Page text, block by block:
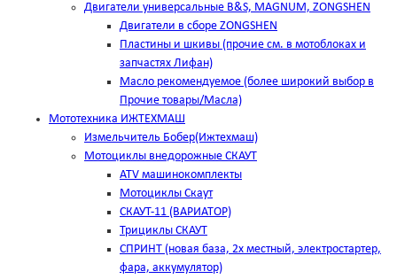
Двигатели универсальные B&S, MAGNUM, ZONGSHEN
Двигатели в сборе ZONGSHEN
Пластины и шкивы (прочие см. в мотоблоках и
запчастях Лифан)
Масло рекомендуемое (более широкий выбор в
Прочие товары/Масла)
Мототехника ИЖТЕХМАШ
Измельчитель Бобер(Ижтехмаш)
Мотоциклы внедорожные СКАУТ
ATV машинокомплекты
Мотоциклы Скаут
СКАУТ-11 (ВАРИАТОР)
Трициклы СКАУТ
СПРИНТ (новая база, 2х местный, электростартер,
фара, аккумулятор)